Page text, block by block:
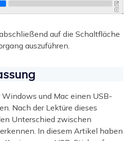
auf die Schaltfläche
auszuführen.
und Mac einen USB-
Nach der Lektüre dieses
Unterschied zwischen
In diesem Artikel haben